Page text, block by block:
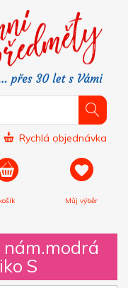
Rychlá objednávka
košík Můj výběr
nám.modrá
S